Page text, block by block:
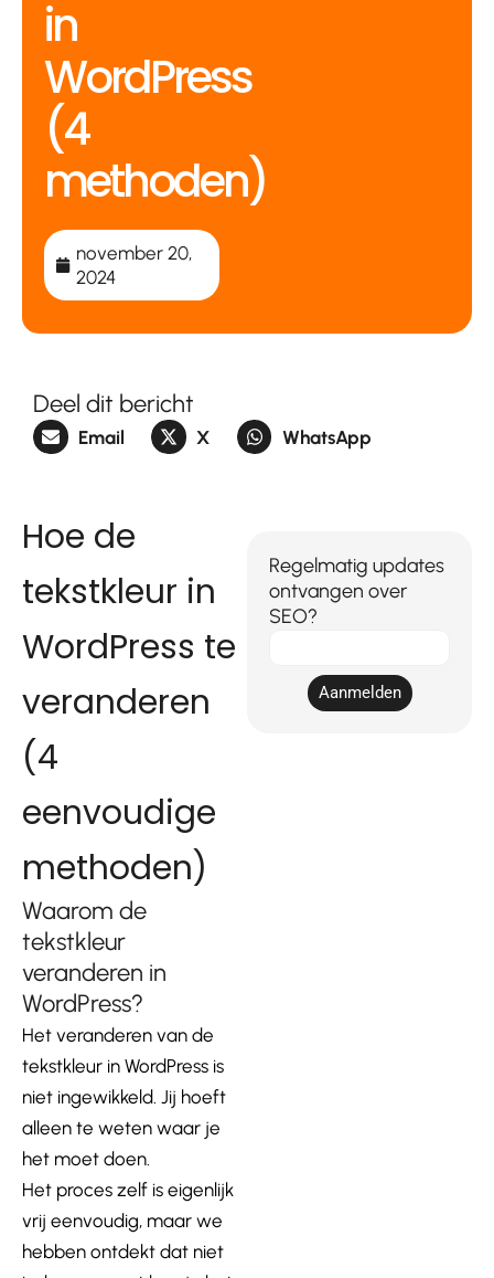
in
WordPress
(4
methoden)
november 20,
2024
Deel dit bericht
Email X WhatsApp
Hoe de
tekstkleur in
WordPress te
veranderen
(4
eenvoudige
methoden)
Waarom de
tekstkleur
veranderen in
WordPress?
Het veranderen van de
tekstkleur in WordPress is
niet ingewikkeld. Jij hoeft
alleen te weten waar je
het moet doen.
Het proces zelf is eigenlijk
vrij eenvoudig, maar we
hebben ontdekt dat niet
Regelmatig updates
ontvangen over
SEO?
Aanmelden